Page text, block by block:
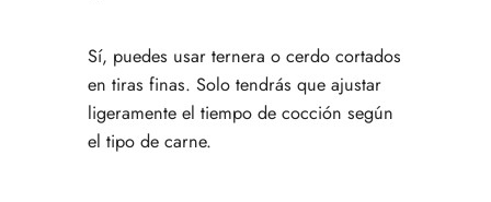
Sí, puedes usar ternera o cerdo cortados
en tiras finas. Solo tendrás que ajustar
ligeramente el tiempo de cocción según
el tipo de carne.